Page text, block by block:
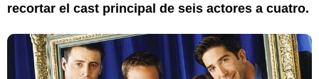
recortar el cast principal de seis actores a cuatro.